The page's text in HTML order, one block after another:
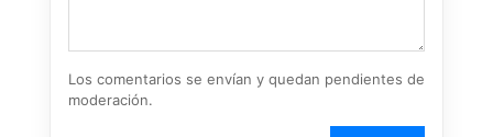
Los comentarios se envían y quedan pendientes de
moderación.